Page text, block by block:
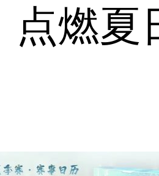
点燃夏